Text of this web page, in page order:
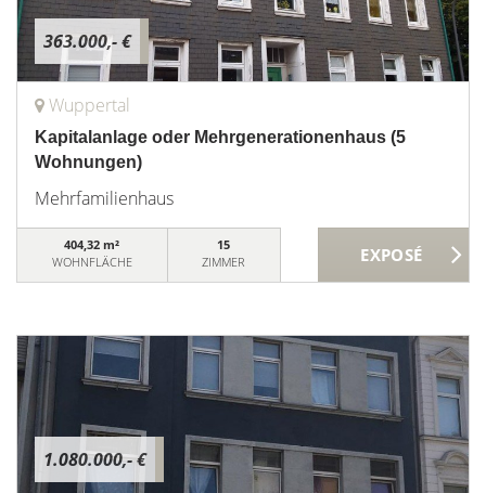
363.000,- €
Wuppertal
Kapitalanlage oder Mehrgenerationenhaus (5
Wohnungen)
Mehrfamilienhaus
404,32 m²
WOHNFLÄCHE
15
ZIMMER
1.080.000,- €